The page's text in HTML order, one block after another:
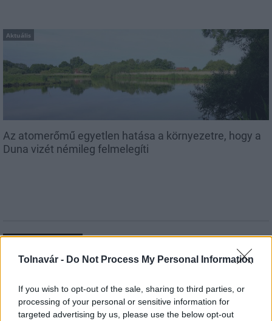
Tolnavár - Do Not Process My Personal Information
If you wish to opt-out of the sale, sharing to third parties, or
processing of your personal or sensitive information for
targeted advertising by us, please use the below opt-out
Aktuális
Az atomerőmű egyetlen hatása a környezetre, hogy a
Duna vizét némileg felmelegíti